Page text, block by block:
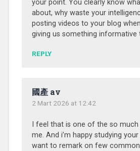
your point. You clearly know
about, why waste your
posting videos to your blog
giving us something informative
REPLY
國產 av
2 Mart 2026 at 12:42
I feel that is one of the so
me. And i’m happy studying
want to remark on few